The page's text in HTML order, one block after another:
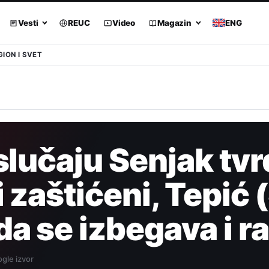
Vesti REUC Video Magazin ENG
I SVET
Senjak
Tepić
se izbegava i
izvor